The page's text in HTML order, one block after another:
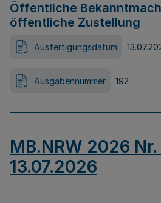
Öffentliche
öffentliche Zustellung
Ausfertigungsdatum
Ausgabennummer 192
MB.NRW 2026 Nr.
13.07.2026